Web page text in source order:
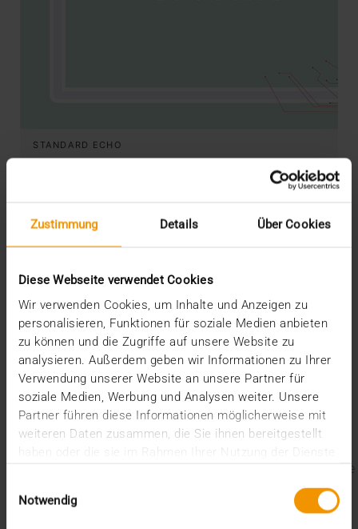
Zustimmung Details Über Cookies
Diese Webseite verwendet Cookies
Wir verwenden Cookies, um Inhalte und Anzeigen zu
personalisieren, Funktionen für soziale Medien anbieten
zu können und die Zugriffe auf unsere Website zu
analysieren. Außerdem geben wir Informationen zu Ihrer
Verwendung unserer Website an unsere Partner für
soziale Medien, Werbung und Analysen weiter. Unsere
Partner führen diese Informationen möglicherweise mit
weiteren Daten zusammen, die Sie ihnen bereitgestellt
Notwendig
STANDARD ECHO
Update ePA 2.0: Berechtigungskonzept
Anspruch…
SVEN LÜTTMANN
MEHR ERFAHREN
Letzte Blogbeiträge
Der EHDS – ein Rahmen für Spielregeln und
Der EU AI Act im Krankenhaus: So betten Sie KI in Ihre
Mehrwert durch Synergien